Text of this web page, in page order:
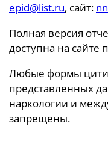
epid@list.ru, сайт:
Полная версия
доступна на сайте
Любые формы
представленных
наркологии и
запрещены.